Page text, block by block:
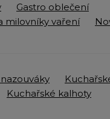
Gastro oblečení
milovníky vaření
Kuchařské kalhoty